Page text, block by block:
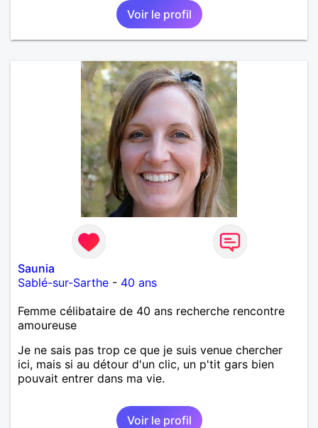
Voir le profil
Saunia
Sablé-sur-Sarthe - 40 ans
Femme célibataire de 40 ans recherche rencontre
amoureuse
Je ne sais pas trop ce que je suis venue chercher
ici, mais si au détour d'un clic, un p'tit gars bien
pouvait entrer dans ma vie.
Voir le profil